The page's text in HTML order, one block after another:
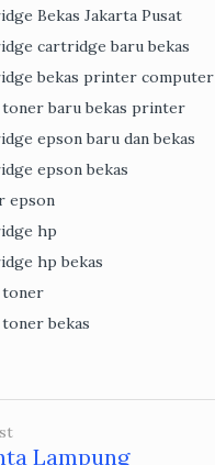
Bekas Jakarta Pusat
cartridge baru bekas
bekas printer computer
toner baru bekas printer
epson baru dan bekas
epson bekas
epson
hp
hp bekas
toner
bekas
Lampung